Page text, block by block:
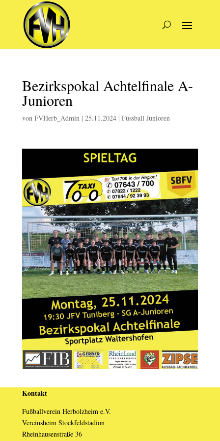
Bezirkspokal Achtelfinale A-
Junioren
von FVHerb_Admin| 25.11.2024| Fussball Junioren
Kontakt
Fußballverein Herbolzheim e.V.
Vereinsheim Stockfeldstadion
Rheinhausenstraße 36